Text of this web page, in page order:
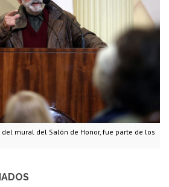
del mural del Salón de Honor, fue parte de los